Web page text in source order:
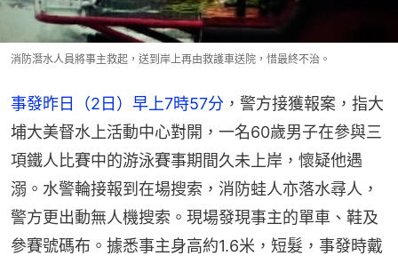
消防潛水人員將事主救起，送到岸上再由救護車送院，惜最終不治。
事發昨日（2日）早上7時57分 ，警方接獲報案，指大
埔大美督水上活動中心對開，一名60歲男子在參與三
項鐵人比賽中的游泳賽事期間久未上岸，懷疑他遇
溺。水警輪接報到在場搜索，消防蛙人亦落水尋人，
警方更出動無人機搜索。現場發現事主的單車、鞋及
參賽號碼布。據悉事主身高約1.6米，短髮，事發時戴